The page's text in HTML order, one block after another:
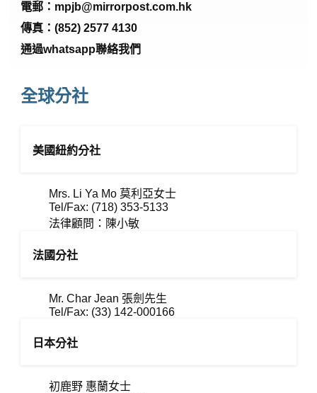
電郵： mpjb@mirrorpost.com.hk
傳真：(852) 2577 4130
通過whatsapp聯絡我們
全球分社
美國紐約分社
Mrs. Li Ya Mo 莫利亞女士
Tel/Fax: (718) 353-5133
法律顧問：陳小敏
法國分社
Mr. Char Jean 張劍先生
Tel/Fax: (33) 142-000166
日本分社
初鹿野 惠蘭女士